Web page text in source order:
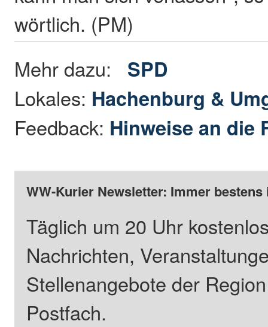
wörtlich. (PM)
Mehr dazu: SPD
Lokales: Hachenburg &
Feedback: Hinweise an die
WW-Kurier Newsletter: Immer
Täglich um 20 Uhr
Nachrichten,
Stellenangebote der
Postfach.